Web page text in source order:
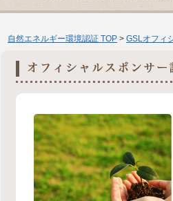
自然エネルギー環境認証 TOP > GSLオフィ